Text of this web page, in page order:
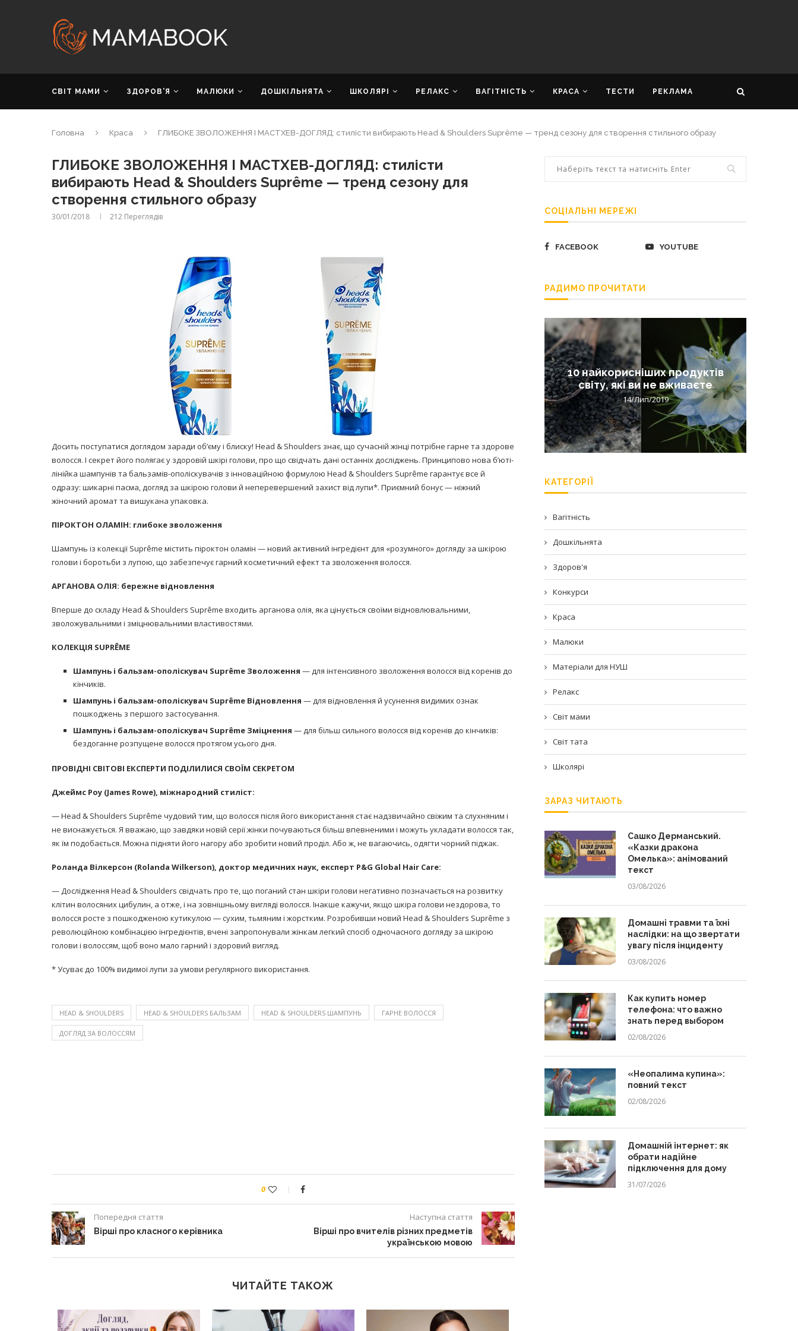
СВІТ МАМИ ЗДОРОВ’Я МАЛЮКИ ДОШКІЛЬНЯТА ШКОЛЯРІ РЕЛАКС ВАГІТНІСТЬ КРАСА ТЕСТИ РЕКЛАМА
Головна Краса ГЛИБОКЕ ЗВОЛОЖЕННЯ І МАСТХЕВ-ДОГЛЯД: стилісти вибирають Head & Shoulders Suprême — тренд сезону для створення стильного образу
ГЛИБОКЕ ЗВОЛОЖЕННЯ І МАСТХЕВ-ДОГЛЯД: стилісти
вибирають Head & Shoulders Suprême — тренд сезону для
створення стильного образу
30/01/2018 212 Переглядів
Досить поступатися доглядом заради об’єму і блиску! Head & Shoulders знає, що сучасній жінці потрібне гарне та здорове
волосся. І секрет його полягає у здоровій шкірі голови, про що свідчать дані останніх досліджень. Принципово нова б’юті-
лінійка шампунів та бальзамів-ополіскувачів з інноваційною формулою Head & Shoulders Suprême гарантує все й
одразу: шикарні пасма, догляд за шкірою голови й неперевершений захист від лупи*. Приємний бонус — ніжний
жіночний аромат та вишукана упаковка.
ПІРОКТОН ОЛАМІН: глибоке зволоження
Шампунь із колекції Suprême містить піроктон оламін — новий активний інгредієнт для «розумного» догляду за шкірою
голови і боротьби з лупою, що забезпечує гарний косметичний ефект та зволоження волосся.
АРГАНОВА ОЛІЯ: бережне відновлення
Вперше до складу Head & Shoulders Suprême входить арганова олія, яка цінується своїми відновлювальними,
зволожувальними і зміцнювальними властивостями.
КОЛЕКЦІЯ SUPRÊME
Шампунь і бальзам-ополіскувач Suprême Зволоження — для інтенсивного зволоження волосся від коренів до
кінчиків.
Шампунь і бальзам-ополіскувач Suprême Відновлення — для відновлення й усунення видимих ознак
пошкоджень з першого застосування.
Шампунь і бальзам-ополіскувач Suprême Зміцнення — для більш сильного волосся від коренів до кінчиків:
бездоганне розпущене волосся протягом усього дня.
ПРОВІДНІ СВІТОВІ ЕКСПЕРТИ ПОДІЛИЛИСЯ СВОЇМ СЕКРЕТОМ
Джеймс Роу (James Rowe), міжнародний стиліст:
— Head & Shoulders Suprême чудовий тим, що волосся після його використання стає надзвичайно свіжим та слухняним і
не виснажується. Я вважаю, що завдяки новій серії жінки почуваються більш впевненими і можуть укладати волосся так,
як їм подобається. Можна підняти його нагору або зробити новий проділ. Або ж, не вагаючись, одягти чорний піджак.
Роланда Вілкерсон (Rolanda Wilkerson), доктор медичних наук, експерт P&G Global Hair Care:
— Дослідження Head & Shoulders свідчать про те, що поганий стан шкіри голови негативно позначається на розвитку
клітин волосяних цибулин, а отже, і на зовнішньому вигляді волосся. Інакше кажучи, якщо шкіра голови нездорова, то
волосся росте з пошкодженою кутикулою ― сухим, тьмяним і жорстким. Розробивши новий Head & Shoulders Suprême з
революційною комбінацією інгредієнтів, вчені запропонували жінкам легкий спосіб одночасного догляду за шкірою
голови і волоссям, щоб воно мало гарний і здоровий вигляд.
* Усуває до 100% видимої лупи за умови регулярного використання.
HEAD & SHOULDERS HEAD & SHOULDERS БАЛЬЗАМ HEAD & SHOULDERS ШАМПУНЬ ГАРНЕ ВОЛОССЯ
ДОГЛЯД ЗА ВОЛОССЯМ
0
Попередня стаття
Вірші про класного керівника
Наступна стаття
Вірші про вчителів різних предметів
українською мовою
ЧИТАЙТЕ ТАКОЖ
СОЦІАЛЬНІ МЕРЕЖІ
FACEBOOK YOUTUBE
РАДИМО ПРОЧИТАТИ
Лікарі назвали симптоми
коронавірусу в дітей
10 найкорисніших продуктів
світу, які ви не вживаєте
14/Лип/2019
КАТЕГОРІЇ
Вагітність
Дошкільнята
Здоров'я
Конкурси
Краса
Малюки
Матеріали для НУШ
Релакс
Світ мами
Світ тата
Школярі
ЗАРАЗ ЧИТАЮТЬ
Сашко Дерманський.
«Казки дракона
Омелька»: анімований
текст
03/08/2026
Домашні травми та їхні
наслідки: на що звертати
увагу після інциденту
03/08/2026
Как купить номер
телефона: что важно
знать перед выбором
02/08/2026
«Неопалима купина»:
повний текст
02/08/2026
Домашній інтернет: як
обрати надійне
підключення для дому
31/07/2026